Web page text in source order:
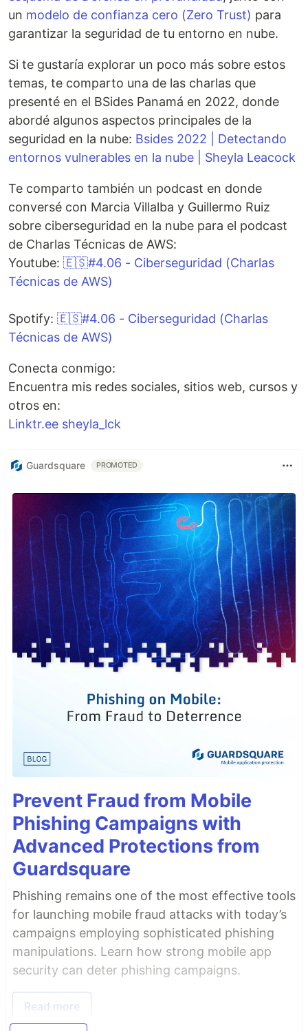
un modelo de confianza cero (Zero Trust) para
garantizar la seguridad de tu entorno en nube.
Si te gustaría explorar un poco más sobre estos
temas, te comparto una de las charlas que
presenté en el BSides Panamá en 2022, donde
abordé algunos aspectos principales de la
seguridad en la nube: Bsides 2022 | Detectando
entornos vulnerables en la nube | Sheyla Leacock
Te comparto también un podcast en donde
conversé con Marcia Villalba y Guillermo Ruiz
sobre ciberseguridad en la nube para el podcast
de Charlas Técnicas de AWS:
Youtube: 🇪🇸#4.06 - Ciberseguridad (Charlas
Técnicas de AWS)
Spotify: 🇪🇸#4.06 - Ciberseguridad (Charlas
Técnicas de AWS)
Conecta conmigo:
Encuentra mis redes sociales, sitios web, cursos y
otros en:
Linktr.ee sheyla_lck
Guardsquare PROMOTED
Prevent Fraud from Mobile
Phishing Campaigns with
Advanced Protections from
Guardsquare
Phishing remains one of the most effective tools
for launching mobile fraud attacks with today’s
campaigns employing sophisticated phishing
manipulations. Learn how strong mobile app
security can deter phishing campaigns.
Read more